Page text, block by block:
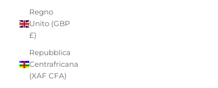
Regno
Unito (GBP
£)
Repubblica
Centrafricana
(XAF CFA)